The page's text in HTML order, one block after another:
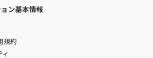
ン基本情報
規約